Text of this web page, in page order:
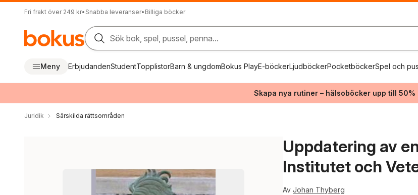
Fri frakt över 249 kr• Snabba leveranser• Billiga böcker
Sök bok, spel, pussel, penna...
Meny ErbjudandenStudentTopplistorBarn & ungdomBokus PlayE-böckerLjudböckerPocketböckerSpel och
Skapa nya rutiner – hälsoböcker upp till 50%
Juridik Särskilda rättsområden
Uppdatering av
Institutet och
Av Johan Thyberg